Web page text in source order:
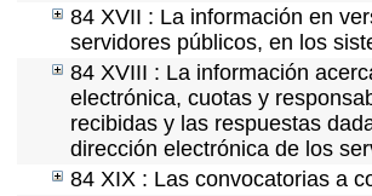
84 XVII : La información en
servidores públicos, en los
84 XVIII : La información
electrónica, cuotas y
recibidas y las respuestas
dirección electrónica de los
84 XIX : Las convocatorias a